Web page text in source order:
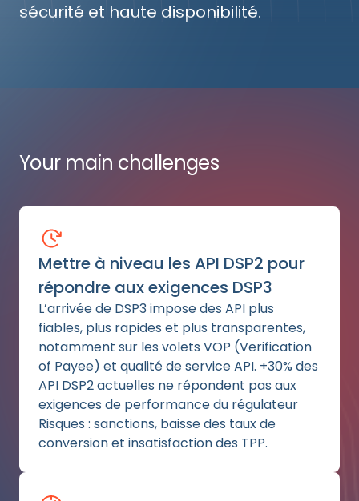
sécurité et haute disponibilité.
Your main challenges
Mettre à niveau les API DSP2 pour
répondre aux exigences DSP3
L’arrivée de DSP3 impose des API plus
fiables, plus rapides et plus transparentes,
notamment sur les volets VOP (Verification
of Payee) et qualité de service API. +30% des
API DSP2 actuelles ne répondent pas aux
exigences de performance du régulateur
Risques : sanctions, baisse des taux de
conversion et insatisfaction des TPP.